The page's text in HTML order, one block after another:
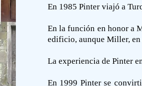
En 1985 Pinter viajó a
En la función en honor a
edificio, aunque Miller, en
La experiencia de Pinter
En 1999 Pinter se